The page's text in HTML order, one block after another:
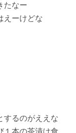
たなー
えーけどな
するのがええな
１本の茶漬け食